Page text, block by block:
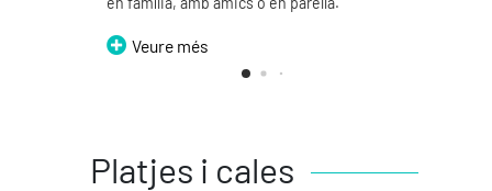
Veure més
Platjes i cales